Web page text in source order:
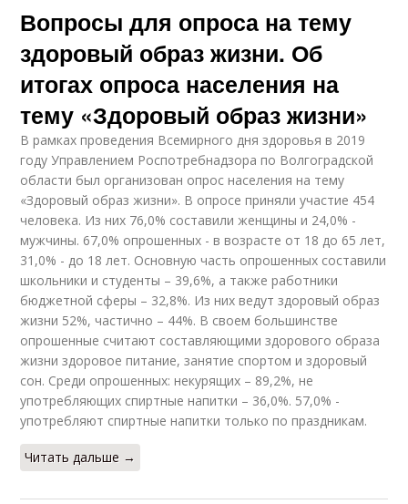
Вопросы для опроса на тему
здоровый образ жизни. Об
итогах опроса населения на
тему «Здоровый образ жизни»
В рамках проведения Всемирного дня здоровья в 2019
году Управлением Роспотребнадзора по Волгоградской
области был организован опрос населения на тему
«Здоровый образ жизни». В опросе приняли участие 454
человека. Из них 76,0% составили женщины и 24,0% -
мужчины. 67,0% опрошенных - в возрасте от 18 до 65 лет,
31,0% - до 18 лет. Основную часть опрошенных составили
школьники и студенты – 39,6%, а также работники
бюджетной сферы – 32,8%. Из них ведут здоровый образ
жизни 52%, частично – 44%. В своем большинстве
опрошенные считают составляющими здорового образа
жизни здоровое питание, занятие спортом и здоровый
сон. Среди опрошенных: некурящих – 89,2%, не
употребляющих спиртные напитки – 36,0%. 57,0% -
употребляют спиртные напитки только по праздникам.
Читать дальше →